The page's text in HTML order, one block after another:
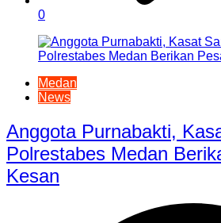
0
Medan
News
Anggota Purnabakti,
Polrestabes Medan
Kesan